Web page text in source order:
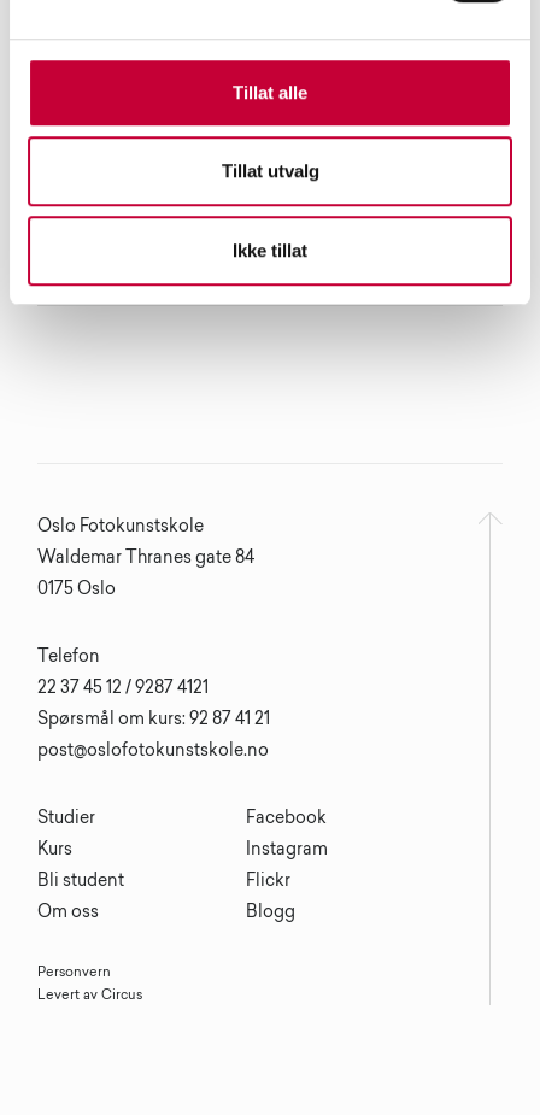
Tillat alle
Tillat utvalg
Ikke tillat
Oslo Fotokunstskole
Waldemar Thranes gate 84
0175 Oslo
Studier
Kurs
Bli student
Om oss
Telefon
22 37 45 12 / 9287 4121
Spørsmål om kurs: 92 87 41 21
post@oslofotokunstskole.no
Facebook
Instagram
Flickr
Blogg
Personvern
Levert av Circus